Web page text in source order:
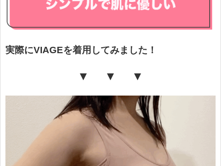
実際にVIAGEを着用してみました！
▼ ▼ ▼